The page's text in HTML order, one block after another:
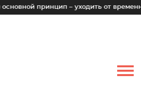
– уходить от временных